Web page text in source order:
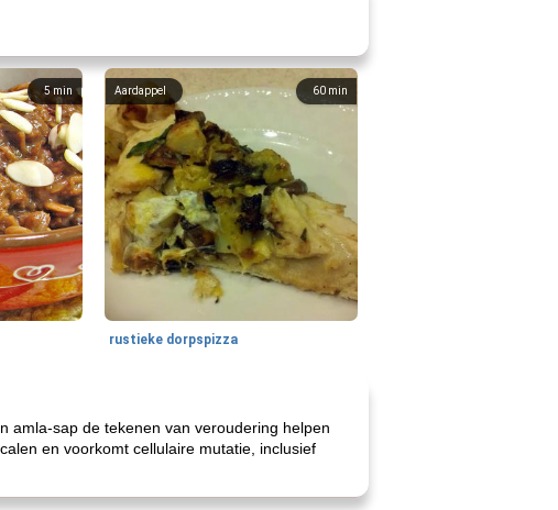
5min 60 min
Aardappel
rustieke dorpspizza
amla-sap de tekenen van veroudering helpen
en voorkomt cellulaire mutatie, inclusief